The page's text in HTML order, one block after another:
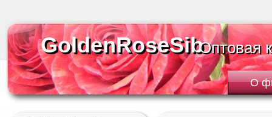
GoldenRoseSib
GoldenRoseSibОптовая
Оптовая
О